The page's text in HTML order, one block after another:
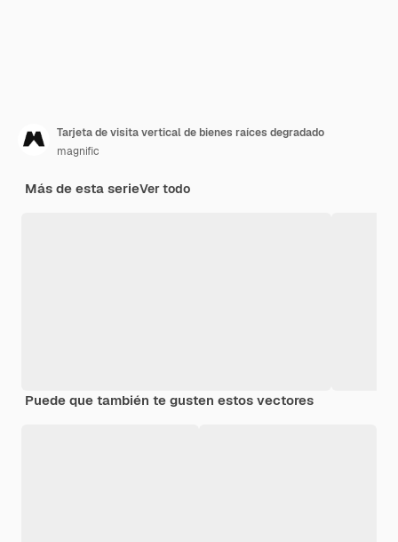
Tarjeta de visita vertical de bienes raíces degradado
magnific
Más de esta serieVer todo
Puede que también te gusten estos vectores